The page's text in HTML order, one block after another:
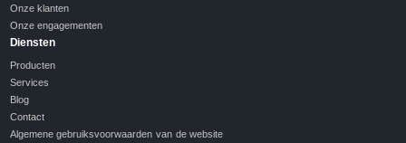
Onze klanten
Onze engagementen
Diensten
Producten
Services
Blog
Contact
Algemene gebruiksvoorwaarden van de website